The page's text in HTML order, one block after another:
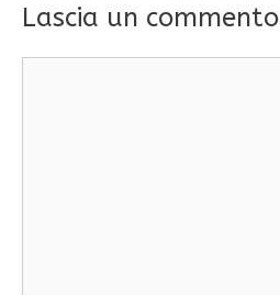
Lascia un commento